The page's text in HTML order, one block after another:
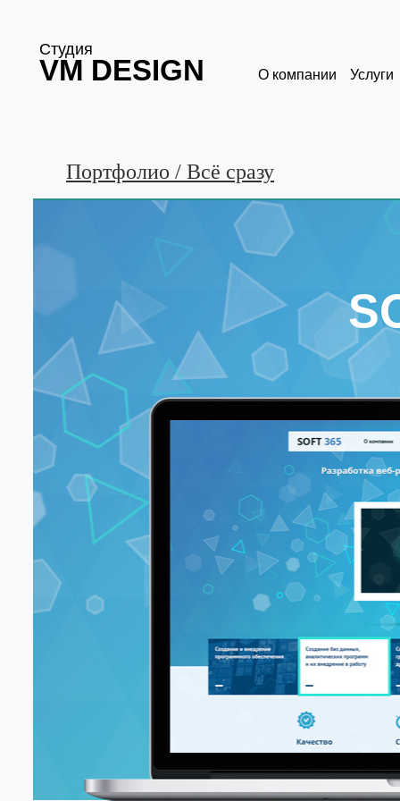
Студия
VM DESIGN О компании Услуги
Портфолио / Всё сразу